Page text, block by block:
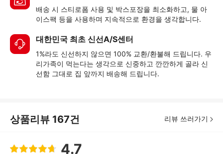
배송 시 스티로폼 사용 및 박스포장을 최소화하고, 물 아
이스팩 등을 사용하며 지속적으로 환경을 생각합니다.
대한민국 최초 신선A/S센터
1%라도 신선하지 않으면 100% 교환/환불해 드립니다. 우
리가족이 먹는다는 생각으로 신중하고 깐깐하게 골라 신
선함 그대로 집 앞까지 배송해 드립니다.
상품리뷰 167건 리뷰 쓰러가기
4.7